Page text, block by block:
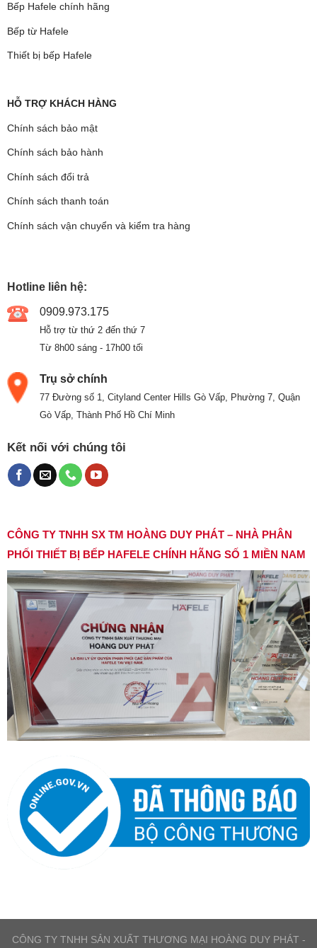
Bếp Hafele chính hãng
Bếp từ Hafele
Thiết bị bếp Hafele
HỖ TRỢ KHÁCH HÀNG
Chính sách bảo mật
Chính sách bảo hành
Chính sách đổi trả
Chính sách thanh toán
Chính sách vận chuyển và kiểm tra hàng
Hotline liên hệ:
0909.973.175
Hỗ trợ từ thứ 2 đến thứ 7
Từ 8h00 sáng - 17h00 tối
Trụ sở chính
77 Đường số 1, Cityland Center Hills Gò Vấp, Phường 7, Quận
Gò Vấp, Thành Phố Hồ Chí Minh
Kết nối với chúng tôi
CÔNG TY TNHH SX TM HOÀNG DUY PHÁT – NHÀ PHÂN
PHỐI THIẾT BỊ BẾP HAFELE CHÍNH HÃNG SỐ 1 MIỀN NAM
CÔNG TY TNHH SẢN XUẤT THƯƠNG MẠI HOÀNG DUY PHÁT -